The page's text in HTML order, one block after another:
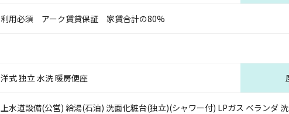
利用必須 アーク賃貸保証 家賃合計の80%
洋式 独立 水洗 暖房便座
上水道設備(公営) 給湯(石油) 洗面化粧台(独立)(シャワー付) LPガス ベランダ